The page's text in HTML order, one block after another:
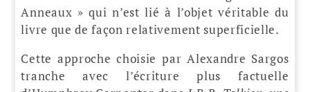
Anneaux » qui n’est lié à l’objet véritable du
livre que de façon relativement superficielle.
Cette approche choisie par Alexandre Sargos
tranche avec l’écriture plus factuelle